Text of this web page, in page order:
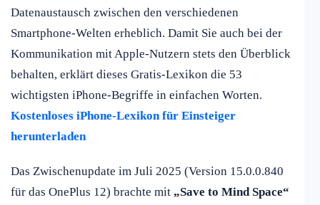
Datenaustausch zwischen den verschiedenen
Smartphone-Welten erheblich. Damit Sie auch bei der
Kommunikation mit Apple-Nutzern stets den Überblick
behalten, erklärt dieses Gratis-Lexikon die 53
wichtigsten iPhone-Begriffe in einfachen Worten.
Kostenloses iPhone-Lexikon für Einsteiger
herunterladen
Das Zwischenupdate im Juli 2025 (Version 15.0.0.840
für das OnePlus 12) brachte mit „Save to Mind Space“